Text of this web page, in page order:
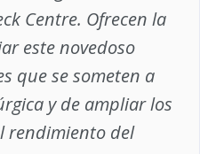
Centre. Ofrecen la
este novedoso
que se someten a
y de ampliar los
rendimiento del